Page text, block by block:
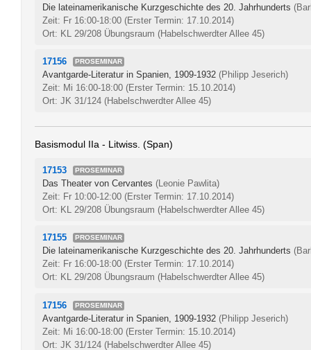
Die lateinamerikanische Kurzgeschichte des 20. Jahrhunderts
Zeit: Fr 16:00-18:00 (Erster Termin: 17.10.2014)
Ort: KL 29/208 Übungsraum (Habelschwerdter Allee 45)
17156 PROSEMINAR
Avantgarde-Literatur in Spanien, 1909-1932 (Philipp Jeserich)
Zeit: Mi 16:00-18:00 (Erster Termin: 15.10.2014)
Ort: JK 31/124 (Habelschwerdter Allee 45)
Basismodul IIa - Litwiss. (Span)
17153 PROSEMINAR
Das Theater von Cervantes (Leonie Pawlita)
Zeit: Fr 10:00-12:00 (Erster Termin: 17.10.2014)
Ort: KL 29/208 Übungsraum (Habelschwerdter Allee 45)
17155 PROSEMINAR
Die lateinamerikanische Kurzgeschichte des 20. Jahrhunderts
Zeit: Fr 16:00-18:00 (Erster Termin: 17.10.2014)
Ort: KL 29/208 Übungsraum (Habelschwerdter Allee 45)
17156 PROSEMINAR
Avantgarde-Literatur in Spanien, 1909-1932 (Philipp Jeserich)
Zeit: Mi 16:00-18:00 (Erster Termin: 15.10.2014)
Ort: JK 31/124 (Habelschwerdter Allee 45)